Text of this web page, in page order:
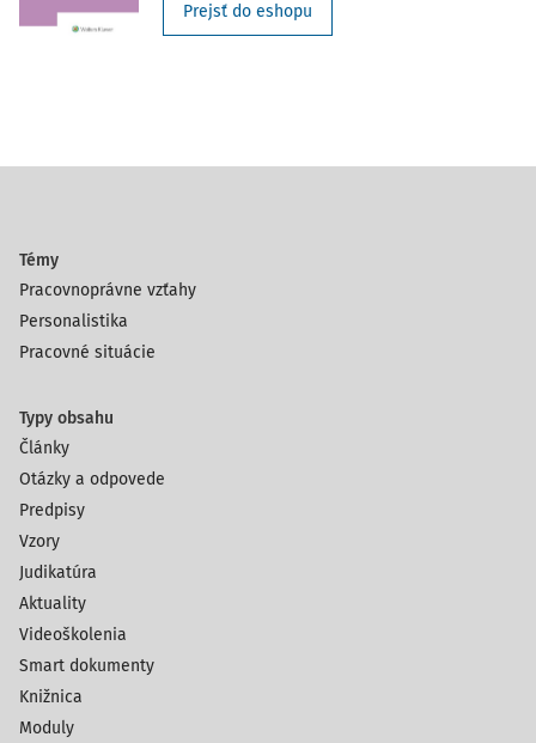
Prejsť do eshopu
Témy
Pracovnoprávne vzťahy
Personalistika
Pracovné situácie
Typy obsahu
Články
Otázky a odpovede
Predpisy
Vzory
Judikatúra
Aktuality
Videoškolenia
Smart dokumenty
Knižnica
Moduly